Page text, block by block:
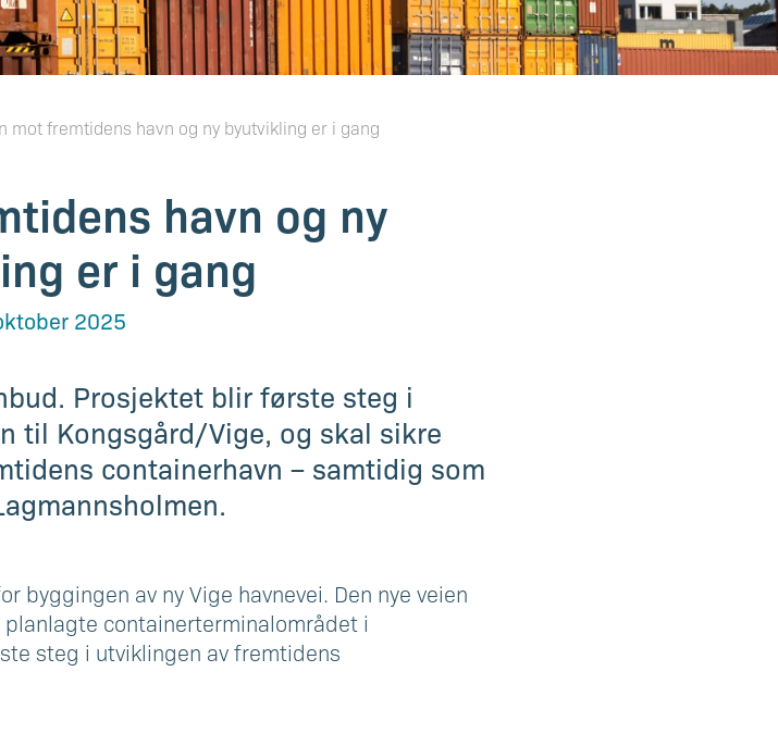
mot fremtidens havn og ny byutvikling er i gang
havn og ny
er i gang
2025
Prosjektet blir første steg i
til Kongsgård/Vige, og skal sikre
containerhavn – samtidig som
byggingen av ny Vige havnevei. Den nye veien
containerterminalområdet i
steg i utviklingen av fremtidens